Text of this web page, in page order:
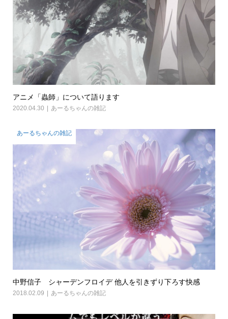
アニメ「蟲師」について語ります
2020.04.30 あーるちゃんの雑記
あーるちゃんの雑記
中野信子 シャーデンフロイデ 他人を引きずり下ろす快感
2018.02.09 あーるちゃんの雑記